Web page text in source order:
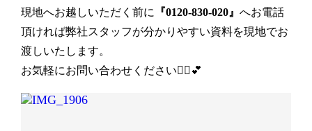
現地へお越しいただく前に 『0120-830-020』へお電話
頂ければ弊社スタッフが分かりやすい資料を現地でお
渡しいたします。
お気軽にお問い合わせください💁‍♀️💕